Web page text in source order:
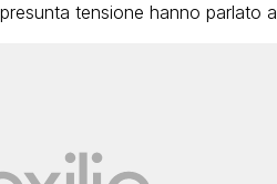
tensione hanno parlato a